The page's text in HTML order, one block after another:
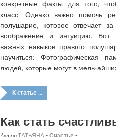
конкретные факты для того,
класс. Однако важно помочь
полушарие, которое отвечает за
воображение и интуицию. Вот
важных навыков правого
научиться: Фотографическая
людей, которые могут в
К статье ...
Как стать
ТАТЬЯНА•Счастье•